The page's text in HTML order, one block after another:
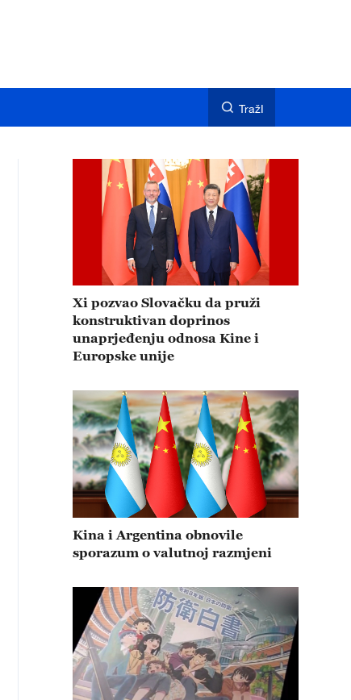
TražI
Xi pozvao Slovačku da pruži
konstruktivan doprinos
unaprjeđenju odnosa Kine i
Europske unije
Kina i Argentina obnovile
sporazum o valutnoj razmjeni